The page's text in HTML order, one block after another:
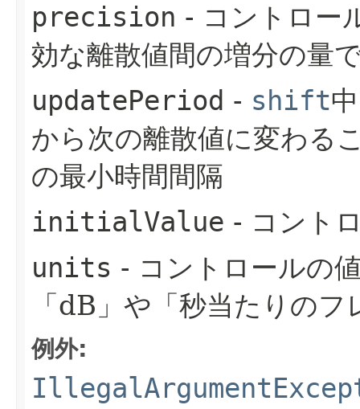
precision - コントロー
効な離散値間の増分の量
updatePeriod - shift
から次の離散値に変わる
の最小時間間隔
initialValue - コント
units - コントロールの
「dB」や「秒当たりの
例外: